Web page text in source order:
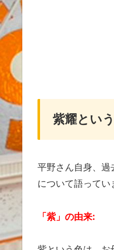
紫耀とい
平野さん自身、過
について語ってい
「紫」の由来: